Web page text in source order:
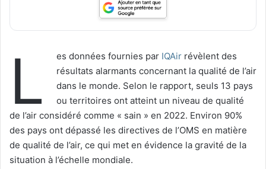
L es données fournies par IQAir révèlent des
résultats alarmants concernant la qualité de l’air
dans le monde. Selon le rapport, seuls 13 pays
ou territoires ont atteint un niveau de qualité
de l’air considéré comme « sain » en 2022. Environ 90%
des pays ont dépassé les directives de l’OMS en matière
de qualité de l’air, ce qui met en évidence la gravité de la
situation à l’échelle mondiale.